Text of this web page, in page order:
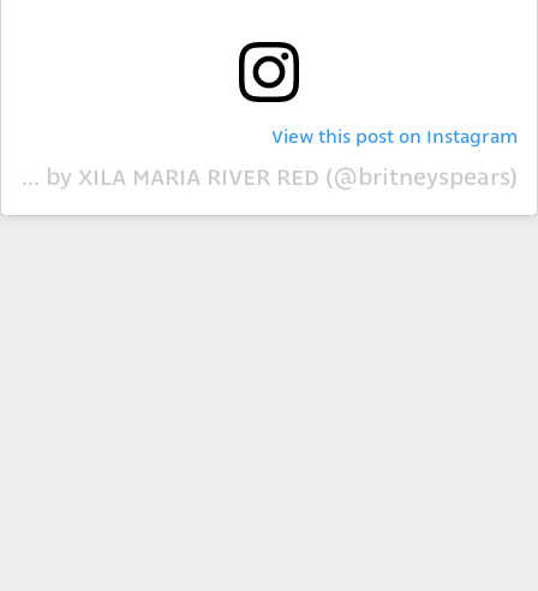
View this post on Instagram
A post shared by XILA MARIA RIVER RED (@britneyspears)